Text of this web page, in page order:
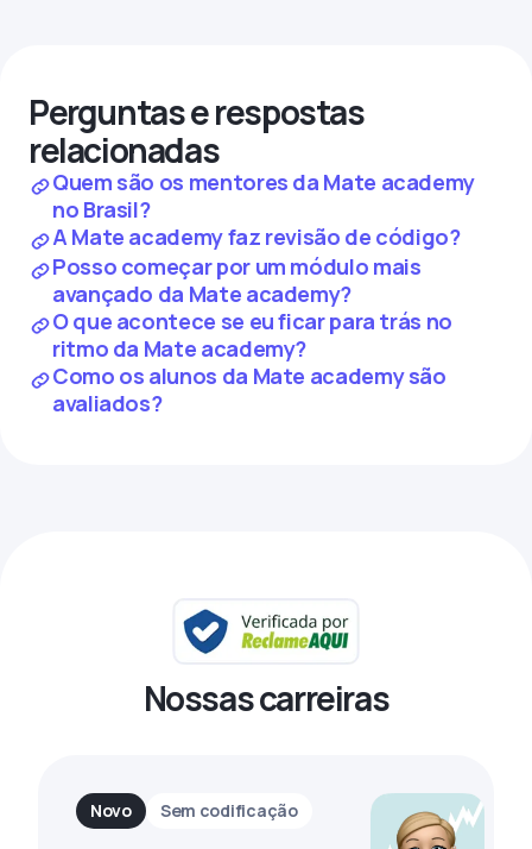
Perguntas e respostas
relacionadas
Quem são os mentores da Mate academy
no Brasil?
A Mate academy faz revisão de código?
Posso começar por um módulo mais
avançado da Mate academy?
O que acontece se eu ficar para trás no
ritmo da Mate academy?
Como os alunos da Mate academy são
avaliados?
Nossas carreiras
Novo Sem codificação